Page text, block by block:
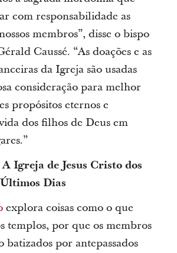
com responsabilidade as
membros”, disse o bispo
Caussé. “As doações e as
da Igreja são usadas
consideração para melhor
propósitos eternos e
dos filhos de Deus em
Igreja de Jesus Cristo dos
Dias
explora coisas como o que
templos, por que os membros
batizados por antepassados